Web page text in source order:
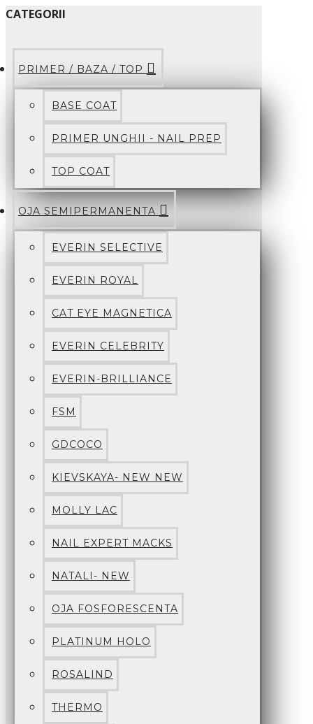
CATEGORII
PRIMER / BAZA / TOP
BASE COAT
PRIMER UNGHII - NAIL PREP
TOP COAT
OJA SEMIPERMANENTA
EVERIN SELECTIVE
EVERIN ROYAL
CAT EYE MAGNETICA
EVERIN CELEBRITY
EVERIN-BRILLIANCE
FSM
GDCOCO
KIEVSKAYA- NEW NEW
MOLLY LAC
NAIL EXPERT MACKS
NATALI- NEW
OJA FOSFORESCENTA
PLATINUM HOLO
ROSALIND
THERMO